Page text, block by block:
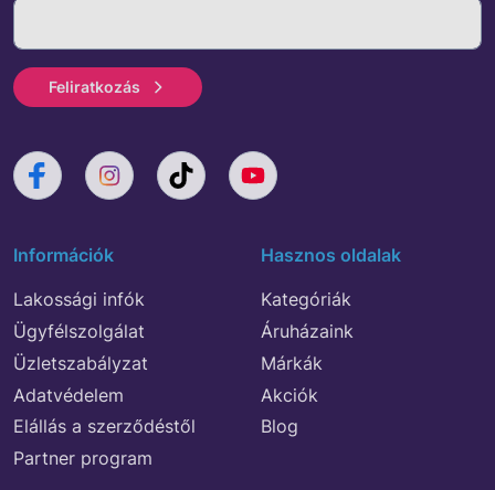
Feliratkozás
Információk
Lakossági infók
Ügyfélszolgálat
Üzletszabályzat
Adatvédelem
Elállás a szerződéstől
Partner program
Hasznos oldalak
Kategóriák
Áruházaink
Márkák
Akciók
Blog